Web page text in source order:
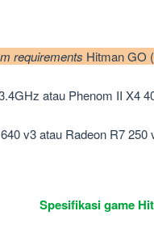
requirements Hitman GO
atau Phenom II X4
v3 atau Radeon R7 250
Spesifikasi game